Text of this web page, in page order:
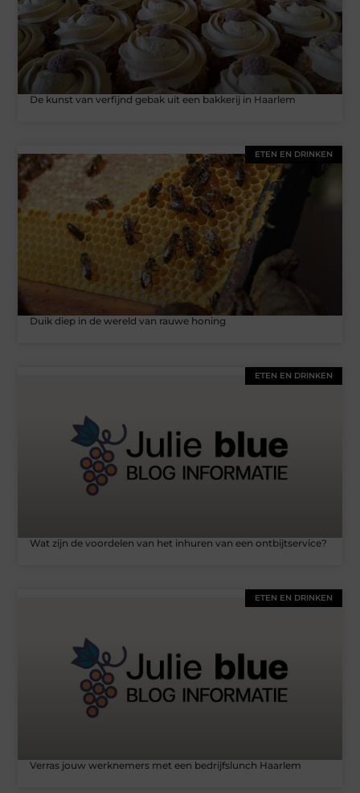
De kunst van verfijnd gebak uit een bakkerij in Haarlem
ETEN EN DRINKEN
Duik diep in de wereld van rauwe honing
ETEN EN DRINKEN
Wat zijn de voordelen van het inhuren van een ontbijtservice?
ETEN EN DRINKEN
Verras jouw werknemers met een bedrijfslunch Haarlem